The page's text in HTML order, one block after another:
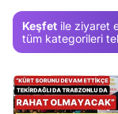
Keşfet ile ziyaret
tüm kategorileri